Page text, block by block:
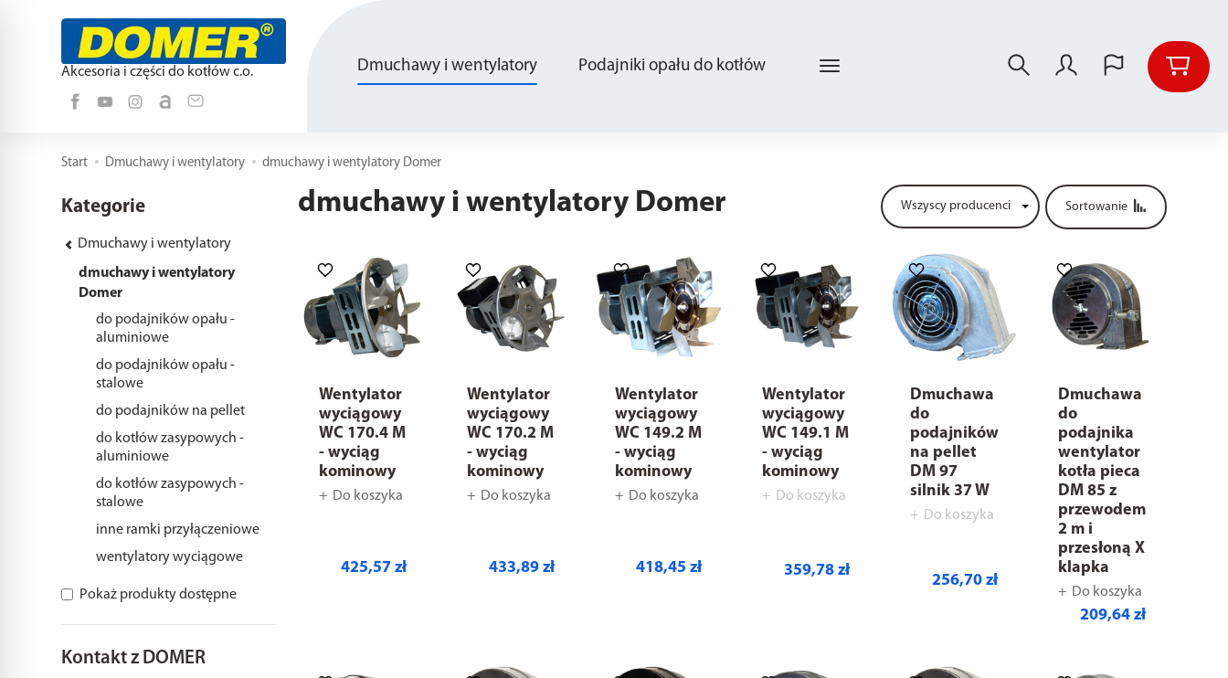
Akcesoria i części do kotłów c.o. Dmuchawy i wentylatory Podajniki opału do kotłów
Start Dmuchawy i wentylatory dmuchawy i wentylatory Domer
dmuchawy i wentylatory Domer Sortowanie
Wentylator
wyciągowy
WC 170.4 M
- wyciąg
kominowy
Do koszyka
425,57 zł
Wentylator
wyciągowy
WC 170.2 M
- wyciąg
kominowy
Do koszyka
433,89 zł
Wentylator
wyciągowy
WC 149.2 M
- wyciąg
kominowy
Do koszyka
418,45 zł
Wentylator
wyciągowy
WC 149.1 M
- wyciąg
kominowy
Do koszyka
359,78 zł
Dmuchawa
do
podajników
na pellet
DM 97
silnik 37 W
Do koszyka
256,70 zł
Dmuchawa
do
podajnika
wentylator
kotła pieca
DM 85 z
przewodem
2 m i
przesłoną X
klapka
Do koszyka
209,64 zł
Kategorie
Dmuchawy i wentylatory
dmuchawy i wentylatory
Domer
do podajników opału -
aluminiowe
do podajników opału -
stalowe
do podajników na pellet
do kotłów zasypowych -
aluminiowe
do kotłów zasypowych -
stalowe
inne ramki przyłączeniowe
wentylatory wyciągowe
Pokaż produkty dostępne
Kontakt z DOMER